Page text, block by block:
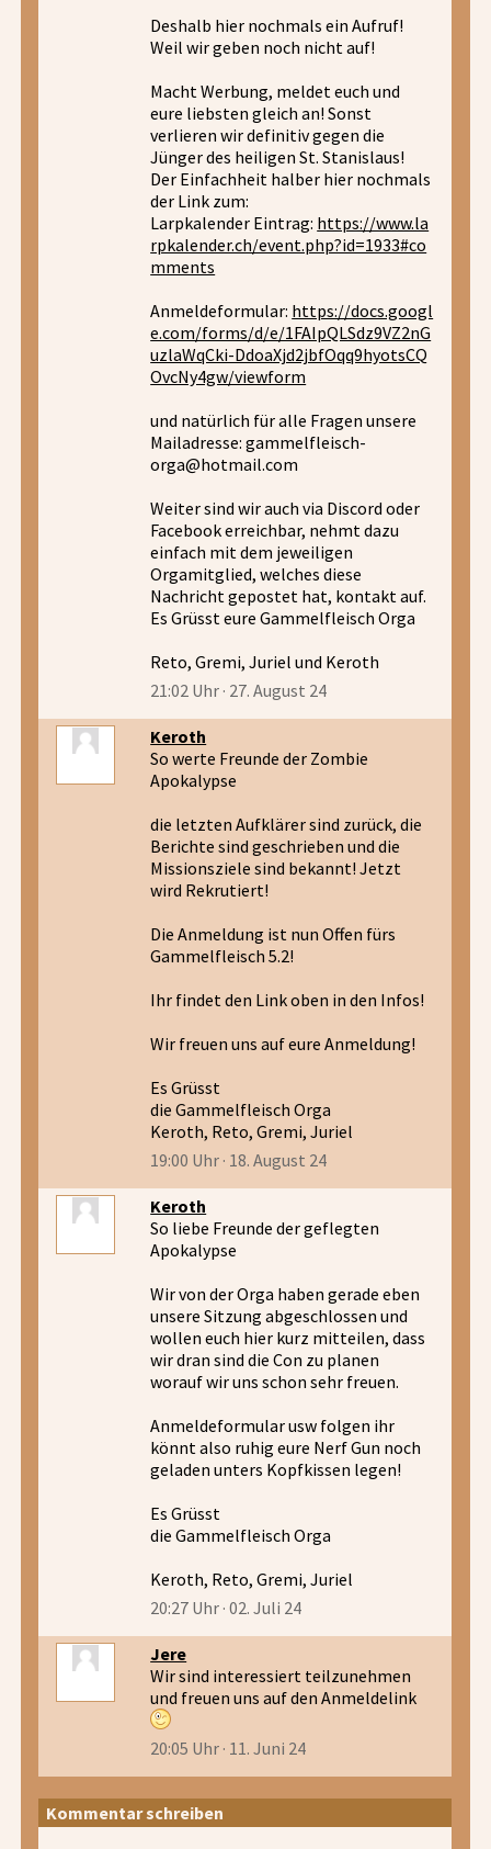
Deshalb hier nochmals ein Aufruf!
Weil wir geben noch nicht auf!
Macht Werbung, meldet euch und
eure liebsten gleich an! Sonst
verlieren wir definitiv gegen die
Jünger des heiligen St. Stanislaus!
Der Einfachheit halber hier nochmals
der Link zum:
Larpkalender Eintrag: https://www.la
rpkalender.ch/event.php?id=1933#co
mments
Anmeldeformular: https://docs.googl
e.com/forms/d/e/1FAIpQLSdz9VZ2nG
uzlaWqCki-DdoaXjd2jbfOqq9hyotsCQ
OvcNy4gw/viewform
und natürlich für alle Fragen unsere
Mailadresse: gammelfleisch-
orga@hotmail.com
Weiter sind wir auch via Discord oder
Facebook erreichbar, nehmt dazu
einfach mit dem jeweiligen
Orgamitglied, welches diese
Nachricht gepostet hat, kontakt auf.
Es Grüsst eure Gammelfleisch Orga
Reto, Gremi, Juriel und Keroth
21:02 Uhr · 27. August 24
Keroth
So werte Freunde der Zombie
Apokalypse
die letzten Aufklärer sind zurück, die
Berichte sind geschrieben und die
Missionsziele sind bekannt! Jetzt
wird Rekrutiert!
Die Anmeldung ist nun Offen fürs
Gammelfleisch 5.2!
Ihr findet den Link oben in den Infos!
Wir freuen uns auf eure Anmeldung!
Es Grüsst
die Gammelfleisch Orga
Keroth, Reto, Gremi, Juriel
19:00 Uhr · 18. August 24
Keroth
So liebe Freunde der geflegten
Apokalypse
Wir von der Orga haben gerade eben
unsere Sitzung abgeschlossen und
wollen euch hier kurz mitteilen, dass
wir dran sind die Con zu planen
worauf wir uns schon sehr freuen.
Anmeldeformular usw folgen ihr
könnt also ruhig eure Nerf Gun noch
geladen unters Kopfkissen legen!
Es Grüsst
die Gammelfleisch Orga
Keroth, Reto, Gremi, Juriel
20:27 Uhr · 02. Juli 24
Jere
Wir sind interessiert teilzunehmen
und freuen uns auf den Anmeldelink
20:05 Uhr · 11. Juni 24
Kommentar schreiben